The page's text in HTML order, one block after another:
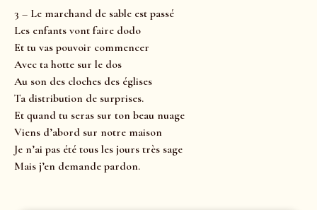
3 – Le marchand de sable est passé
Les enfants vont faire dodo
Et tu vas pouvoir commencer
Avec ta hotte sur le dos
Au son des cloches des églises
Ta distribution de surprises.
Et quand tu seras sur ton beau nuage
Viens d’abord sur notre maison
Je n’ai pas été tous les jours très sage
Mais j’en demande pardon.